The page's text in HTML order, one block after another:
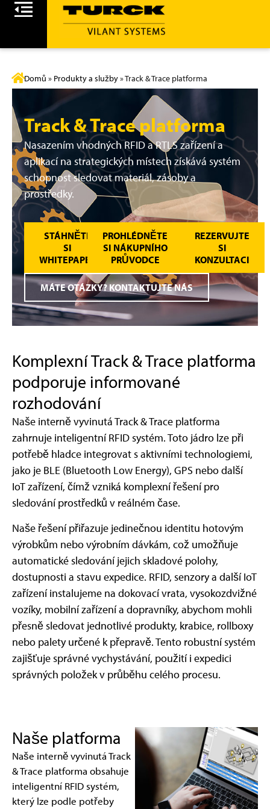
Domů » Produkty a služby»Track & Trace platforma
Track & Trace platforma
Nasazením vhodných RFID a RTLS zařízení a
aplikací na strategických místech získává systém
schopnost sledovat materiál, zásoby a
prostředky.
STÁHNĚTE
SI
WHITEPAPER
PROHLÉDNĚTE
SI NÁKUPNÍHO
PRŮVODCE
REZERVUJTE
SI
KONZULTACI
MÁTE OTÁZKY? KONTAKTUJTE NÁS
Komplexní Track & Trace platforma
podporuje informované
rozhodování
Naše interně vyvinutá Track & Trace platforma
zahrnuje inteligentní RFID systém. Toto jádro lze při
potřebě hladce integrovat s aktivními technologiemi,
jako je BLE (Bluetooth Low Energy), GPS nebo další
IoT zařízení, čímž vzniká komplexní řešení pro
sledování prostředků v reálném čase.
Naše řešení přiřazuje jedinečnou identitu hotovým
výrobkům nebo výrobním dávkám, což umožňuje
automatické sledování jejich skladové polohy,
dostupnosti a stavu expedice. RFID, senzory a další IoT
zařízení instalujeme na dokovací vrata, vysokozdvižné
vozíky, mobilní zařízení a dopravníky, abychom mohli
přesně sledovat jednotlivé produkty, krabice, rollboxy
nebo palety určené k přepravě. Tento robustní systém
zajišťuje správné vychystávání, použití i expedici
správných položek v průběhu celého procesu.
Naše platforma
Naše interně vyvinutá Track
& Trace platforma obsahuje
inteligentní RFID systém,
který lze podle potřeby